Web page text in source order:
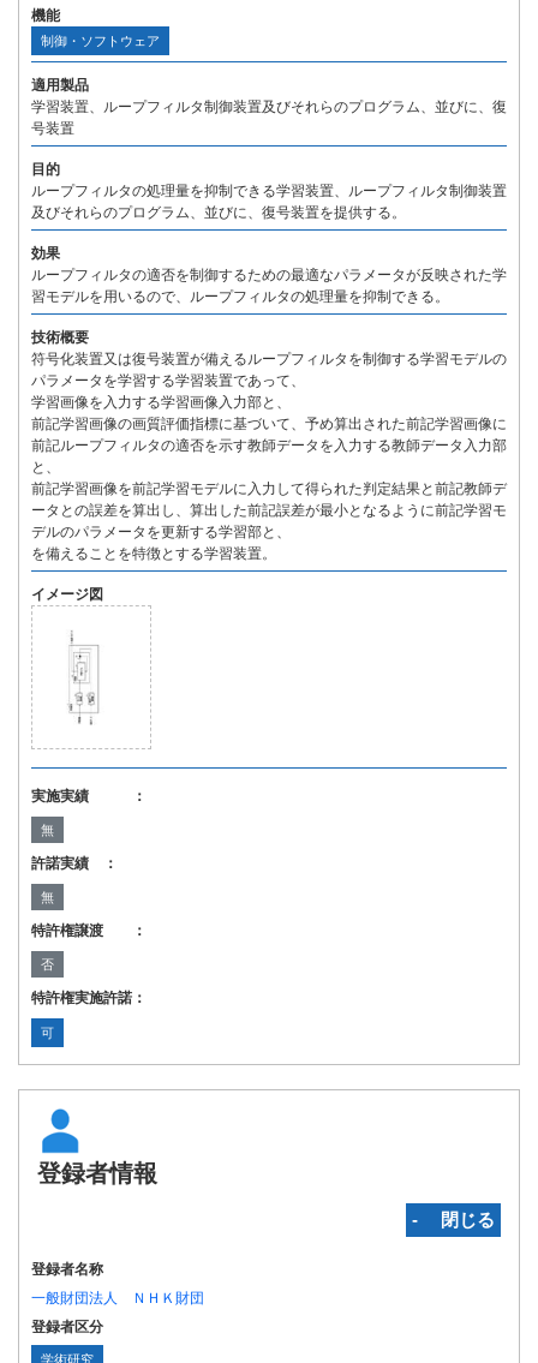
機能
制御・ソフトウェア
適用製品
学習装置、ループフィルタ制御装置及びそれらのプログラム、並びに、復
号装置
目的
ループフィルタの処理量を抑制できる学習装置、ループフィルタ制御装置
及びそれらのプログラム、並びに、復号装置を提供する。
効果
ループフィルタの適否を制御するための最適なパラメータが反映された学
習モデルを用いるので、ループフィルタの処理量を抑制できる。
技術概要
符号化装置又は復号装置が備えるループフィルタを制御する学習モデルの
パラメータを学習する学習装置であって、
学習画像を入力する学習画像入力部と、
前記学習画像の画質評価指標に基づいて、予め算出された前記学習画像に
前記ループフィルタの適否を示す教師データを入力する教師データ入力部
と、
前記学習画像を前記学習モデルに入力して得られた判定結果と前記教師デ
ータとの誤差を算出し、算出した前記誤差が最小となるように前記学習モ
デルのパラメータを更新する学習部と、
を備えることを特徴とする学習装置。
イメージ図
実施実績 ：
無
許諾実績 ：
無
特許権譲渡 ：
否
特許権実施許諾：
可
登録者情報
‐ 閉じる
登録者名称
一般財団法人 ＮＨＫ財団
登録者区分
学術研究